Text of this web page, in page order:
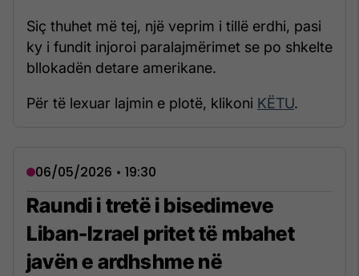
Siç thuhet më tej, një veprim i tillë erdhi, pasi
ky i fundit injoroi paralajmërimet se po shkelte
bllokadën detare amerikane.
Për të lexuar lajmin e plotë, klikoni KËTU.
06/05/2026 • 19:30
Raundi i tretë i bisedimeve
Liban-Izrael pritet të mbahet
javën e ardhshme në